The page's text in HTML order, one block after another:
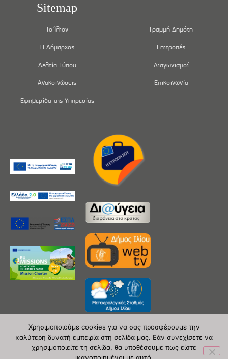
Sitemap
Το Ίλιον
Η Δήμαρχος
Δελτία Τύπου
Ανακοινώσεις
Εφημερίδα της Υπηρεσίας
Γραμμή Δημότη
Επιτροπές
Διαγωνισμοί
Επικοινωνία
Copyright 2020 © Δήμος Ιλίου
Χρησιμοποιούμε cookies για να σας προσφέρουμε την
καλύτερη δυνατή εμπειρία στη σελίδα μας. Εάν συνεχίσετε να
χρησιμοποιείτε τη σελίδα, θα υποθέσουμε πως είστε